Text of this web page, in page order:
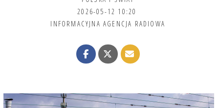
2026-05-12 10:20
INFORMACYJNA AGENCJA RADIOWA